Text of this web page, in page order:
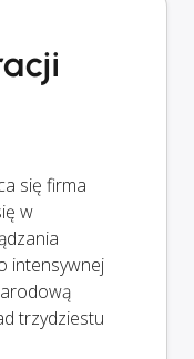
się firma
w
intensywnej
trzydziestu